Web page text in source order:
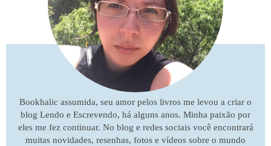
Bookhalic assumida, seu amor pelos livros me levou a criar o
blog Lendo e Escrevendo, há alguns anos. Minha paixão por
eles me fez continuar. No blog e redes sociais você encontrará
muitas novidades, resenhas, fotos e vídeos sobre o mundo